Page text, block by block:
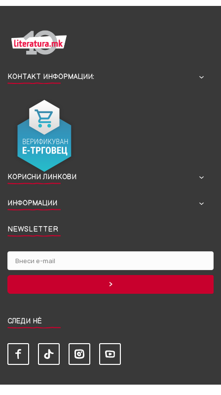
КОНТАКТ ИНФОРМАЦИИ:
КОРИСНИ ЛИНКОВИ
ИНФОРМАЦИИ
NEWSLETTER
СЛЕДИ НЀ